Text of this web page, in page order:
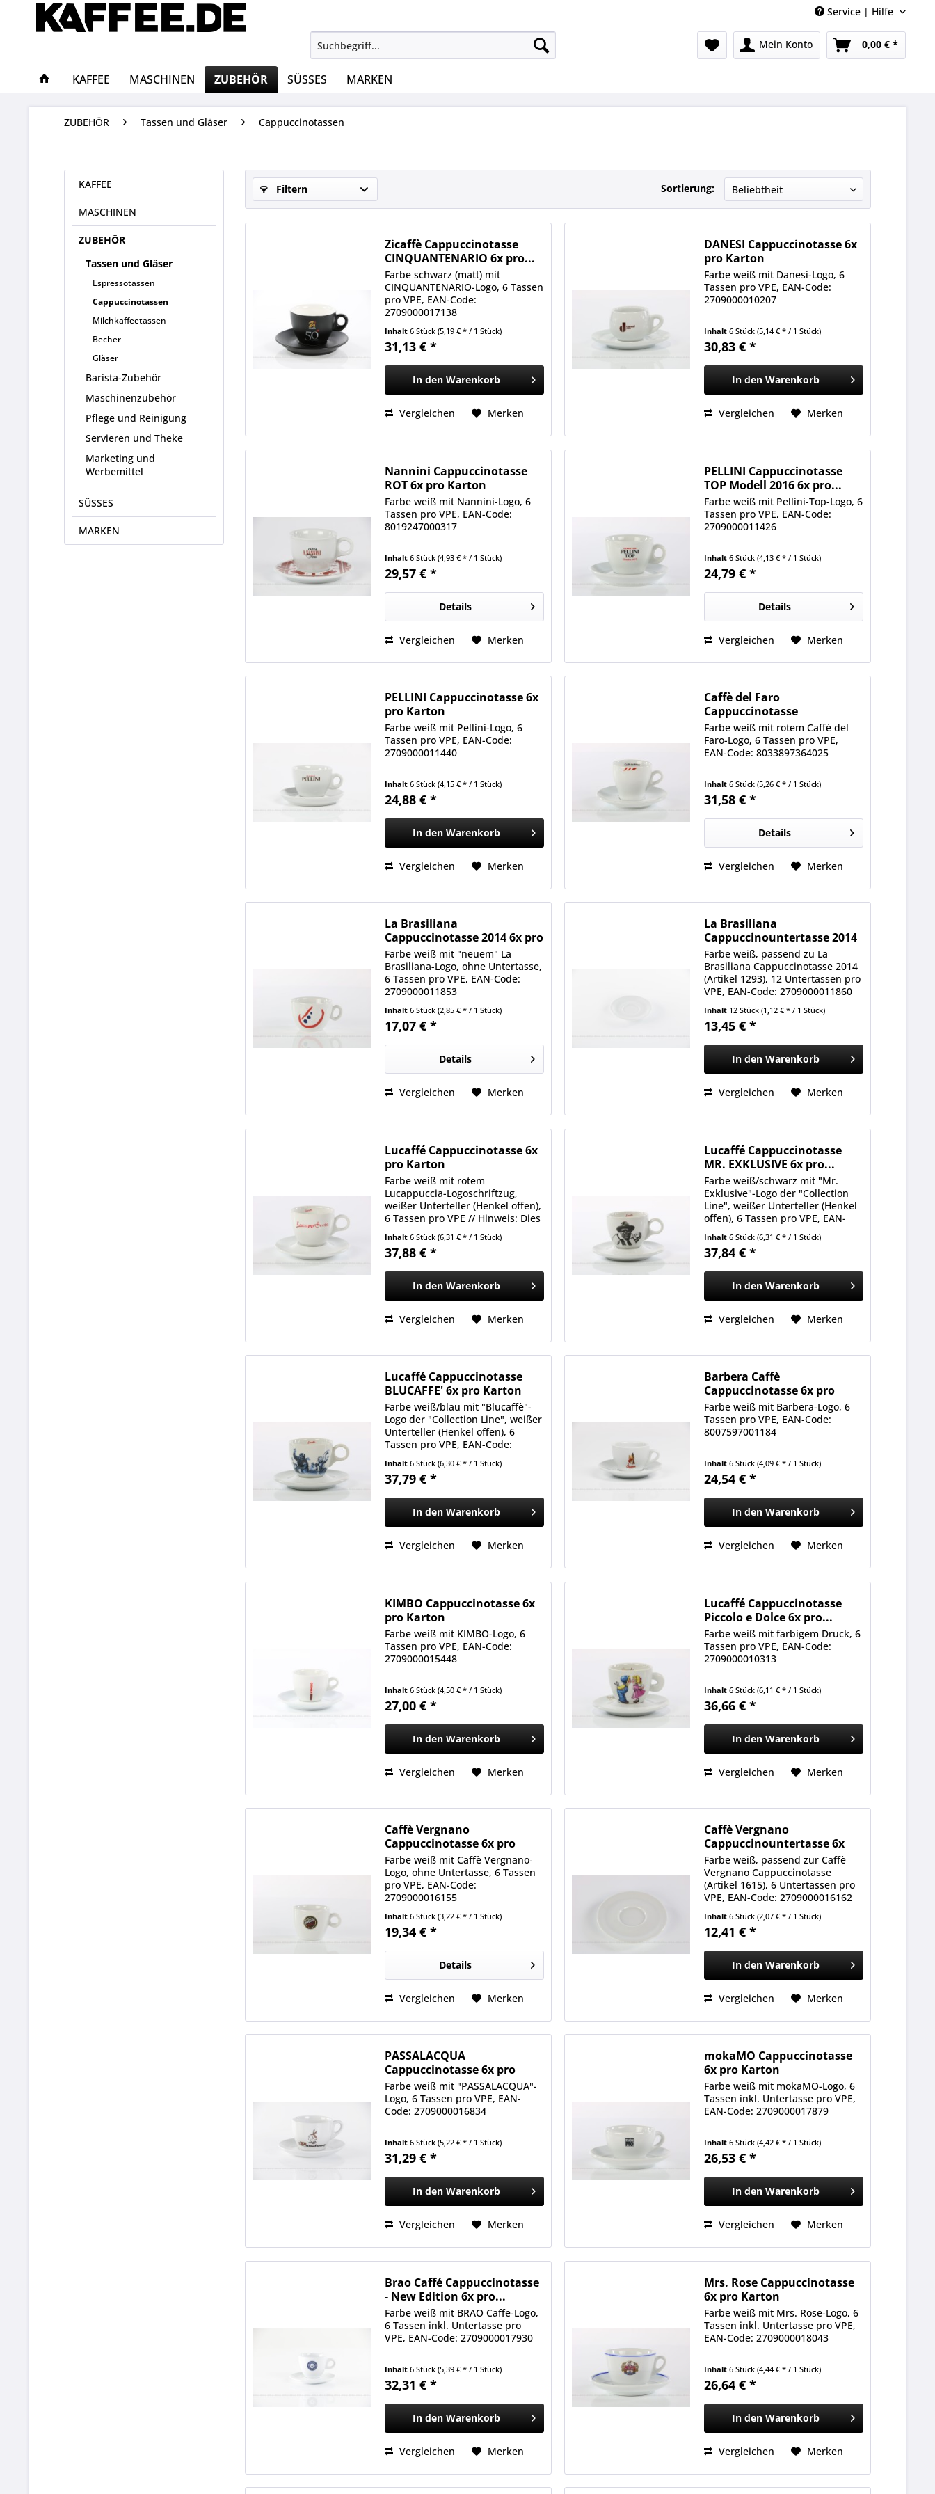
Service | Hilfe
Mein Konto 0,00 € *
KAFFEE MASCHINEN ZUBEHÖR SÜSSES MARKEN
ZUBEHÖR Tassen und Gläser Cappuccinotassen
KAFFEE
MASCHINEN
ZUBEHÖR
Tassen und Gläser
Espressotassen
Cappuccinotassen
Milchkaffeetassen
Becher
Gläser
Barista-Zubehör
Maschinenzubehör
Pflege und Reinigung
Servieren und Theke
Marketing und
Werbemittel
SÜSSES
MARKEN
Filtern Sortierung:
Zicaffè Cappuccinotasse
CINQUANTENARIO 6x pro...
Farbe schwarz (matt) mit
CINQUANTENARIO-Logo, 6 Tassen
pro VPE, EAN-Code:
2709000017138
Inhalt6 Stück(5,19 € * / 1 Stück)
31,13 € *
In den Warenkorb
Vergleichen Merken
DANESI Cappuccinotasse 6x
pro Karton
Farbe weiß mit Danesi-Logo, 6
Tassen pro VPE, EAN-Code:
2709000010207
Inhalt6 Stück(5,14 € * / 1 Stück)
30,83 € *
In den Warenkorb
Vergleichen Merken
Nannini Cappuccinotasse
ROT 6x pro Karton
Farbe weiß mit Nannini-Logo, 6
Tassen pro VPE, EAN-Code:
8019247000317
Inhalt6 Stück(4,93 € * / 1 Stück)
29,57 € *
Details
Vergleichen Merken
PELLINI Cappuccinotasse
TOP Modell 2016 6x pro...
Farbe weiß mit Pellini-Top-Logo, 6
Tassen pro VPE, EAN-Code:
2709000011426
Inhalt6 Stück(4,13 € * / 1 Stück)
24,79 € *
Details
Vergleichen Merken
PELLINI Cappuccinotasse 6x
pro Karton
Farbe weiß mit Pellini-Logo, 6
Tassen pro VPE, EAN-Code:
2709000011440
Inhalt6 Stück(4,15 € * / 1 Stück)
24,88 € *
In den Warenkorb
Vergleichen Merken
Caffè del Faro
Cappuccinotasse
[Abverkauf] 6x...
Farbe weiß mit rotem Caffè del
Faro-Logo, 6 Tassen pro VPE,
EAN-Code: 8033897364025
Inhalt6 Stück(5,26 € * / 1 Stück)
31,58 € *
Details
Vergleichen Merken
La Brasiliana
Cappuccinotasse 2014 6x pro
Karton
Farbe weiß mit "neuem" La
Brasiliana-Logo, ohne Untertasse,
6 Tassen pro VPE, EAN-Code:
2709000011853
Inhalt6 Stück(2,85 € * / 1 Stück)
17,07 € *
Details
Vergleichen Merken
La Brasiliana
Cappuccinountertasse 2014
12x pro...
Farbe weiß, passend zu La
Brasiliana Cappuccinotasse 2014
(Artikel 1293), 12 Untertassen pro
VPE, EAN-Code: 2709000011860
Inhalt 12 Stück(1,12 € * / 1 Stück)
13,45 € *
In den Warenkorb
Vergleichen Merken
Lucaffé Cappuccinotasse 6x
pro Karton
Farbe weiß mit rotem
Lucappuccia-Logoschriftzug,
weißer Unterteller (Henkel offen),
6 Tassen pro VPE // Hinweis: Dies
Artikel-Nummer 1050., EAN-Code:
2709000013482
Inhalt6 Stück(6,31 € * / 1 Stück)
37,88 € *
In den Warenkorb
Vergleichen Merken
Lucaffé Cappuccinotasse
MR. EXKLUSIVE 6x pro...
Farbe weiß/schwarz mit "Mr.
Exklusive"-Logo der "Collection
Line", weißer Unterteller (Henkel
offen), 6 Tassen pro VPE, EAN-
Inhalt6 Stück(6,31 € * / 1 Stück)
37,84 € *
In den Warenkorb
Vergleichen Merken
Lucaffé Cappuccinotasse
BLUCAFFE' 6x pro Karton
Farbe weiß/blau mit "Blucaffè"-
Logo der "Collection Line", weißer
Unterteller (Henkel offen), 6
Tassen pro VPE, EAN-Code:
Inhalt6 Stück(6,30 € * / 1 Stück)
37,79 € *
In den Warenkorb
Vergleichen Merken
Barbera Caffè
Cappuccinotasse 6x pro
Karton
Farbe weiß mit Barbera-Logo, 6
Tassen pro VPE, EAN-Code:
8007597001184
Inhalt6 Stück(4,09 € * / 1 Stück)
24,54 € *
In den Warenkorb
Vergleichen Merken
KIMBO Cappuccinotasse 6x
pro Karton
Farbe weiß mit KIMBO-Logo, 6
Tassen pro VPE, EAN-Code:
2709000015448
Inhalt6 Stück(4,50 € * / 1 Stück)
27,00 € *
In den Warenkorb
Vergleichen Merken
Lucaffé Cappuccinotasse
Piccolo e Dolce 6x pro...
Farbe weiß mit farbigem Druck, 6
Tassen pro VPE, EAN-Code:
2709000010313
Inhalt6 Stück(6,11 € * / 1 Stück)
36,66 € *
In den Warenkorb
Vergleichen Merken
Caffè Vergnano
Cappuccinotasse 6x pro
Karton
Farbe weiß mit Caffè Vergnano-
Logo, ohne Untertasse, 6 Tassen
pro VPE, EAN-Code:
2709000016155
Inhalt6 Stück(3,22 € * / 1 Stück)
19,34 € *
Details
Vergleichen Merken
Caffè Vergnano
Cappuccinountertasse 6x
pro Karton
Farbe weiß, passend zur Caffè
Vergnano Cappuccinotasse
(Artikel 1615), 6 Untertassen pro
VPE, EAN-Code: 2709000016162
Inhalt6 Stück(2,07 € * / 1 Stück)
12,41 € *
In den Warenkorb
Vergleichen Merken
PASSALACQUA
Cappuccinotasse 6x pro
Karton
Farbe weiß mit "PASSALACQUA"-
Logo, 6 Tassen pro VPE, EAN-
Code: 2709000016834
Inhalt6 Stück(5,22 € * / 1 Stück)
31,29 € *
In den Warenkorb
Vergleichen Merken
mokaMO Cappuccinotasse
6x pro Karton
Farbe weiß mit mokaMO-Logo, 6
Tassen inkl. Untertasse pro VPE,
EAN-Code: 2709000017879
Inhalt6 Stück(4,42 € * / 1 Stück)
26,53 € *
In den Warenkorb
Vergleichen Merken
Brao Caffé Cappuccinotasse
- New Edition 6x pro...
Farbe weiß mit BRAO Caffe-Logo,
6 Tassen inkl. Untertasse pro
VPE, EAN-Code: 2709000017930
Inhalt6 Stück(5,39 € * / 1 Stück)
32,31 € *
In den Warenkorb
Vergleichen Merken
Mrs. Rose Cappuccinotasse
6x pro Karton
Farbe weiß mit Mrs. Rose-Logo, 6
Tassen inkl. Untertasse pro VPE,
EAN-Code: 2709000018043
Inhalt6 Stück(4,44 € * / 1 Stück)
26,64 € *
In den Warenkorb
Vergleichen Merken